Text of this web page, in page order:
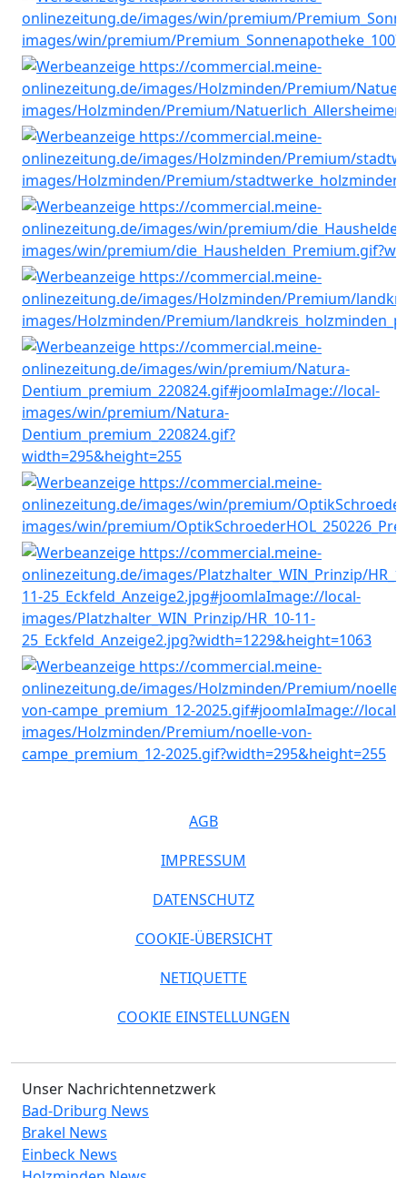
AGB
IMPRESSUM
DATENSCHUTZ
COOKIE-ÜBERSICHT
NETIQUETTE
COOKIE EINSTELLUNGEN
Unser Nachrichtennetzwerk
Bad-Driburg News
Brakel News
Einbeck News